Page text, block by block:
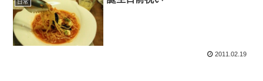
日常
2011.02.19